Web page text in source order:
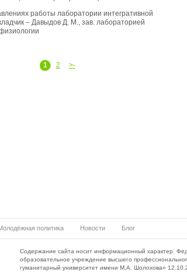
работы лаборатории интегративной
– Давыдов Д. М., зав. лабораторией
1 2
>-
политика Новости Блог
Содержание сайта носит информационный характер.
образовательное учреждение высшего
гуманитарный университет имени М.А. Шолохова»